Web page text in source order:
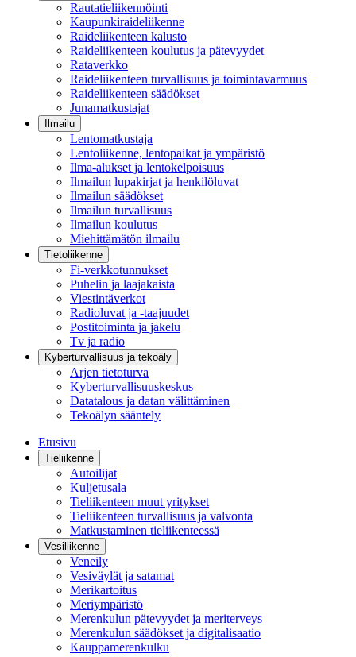
Rautatieliikennöinti
Kaupunkiraideliikenne
Raideliikenteen kalusto
Raideliikenteen koulutus ja pätevyydet
Rataverkko
Raideliikenteen turvallisuus ja toimintavarmuus
Raideliikenteen säädökset
Junamatkustajat
Ilmailu
Lentomatkustaja
Lentoliikenne, lentopaikat ja ympäristö
Ilma-alukset ja lentokelpoisuus
Ilmailun lupakirjat ja henkilöluvat
Ilmailun säädökset
Ilmailun turvallisuus
Ilmailun koulutus
Miehittämätön ilmailu
Tietoliikenne
Fi-verkkotunnukset
Puhelin ja laajakaista
Viestintäverkot
Radioluvat ja -taajuudet
Postitoiminta ja jakelu
Tv ja radio
Kyberturvallisuus ja tekoäly
Arjen tietoturva
Kyberturvallisuuskeskus
Datatalous ja datan välittäminen
Tekoälyn sääntely
Etusivu
Tieliikenne
Autoilijat
Kuljetusala
Tieliikenteen muut yritykset
Tieliikenteen turvallisuus ja valvonta
Matkustaminen tieliikenteessä
Vesiliikenne
Veneily
Vesiväylät ja satamat
Merikartoitus
Meriympäristö
Merenkulun pätevyydet ja meriterveys
Merenkulun säädökset ja digitalisaatio
Kauppamerenkulku